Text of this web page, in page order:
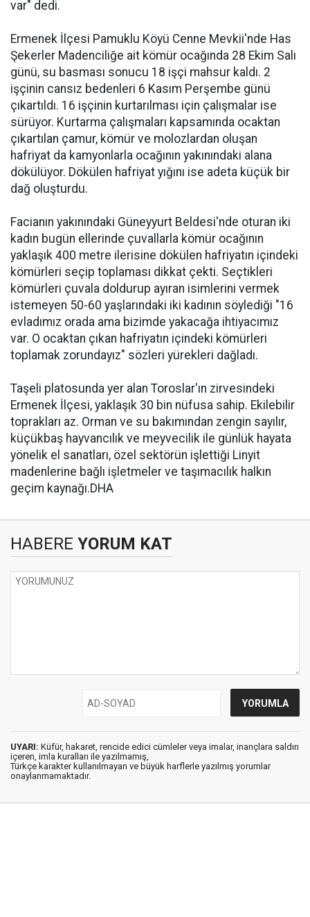
var" dedi.
Ermenek İlçesi Pamuklu Köyü Cenne Mevkii'nde Has
Şekerler Madenciliğe ait kömür ocağında 28 Ekim Salı
günü, su basması sonucu 18 işçi mahsur kaldı. 2
işçinin cansız bedenleri 6 Kasım Perşembe günü
çıkartıldı. 16 işçinin kurtarılması için çalışmalar ise
sürüyor. Kurtarma çalışmaları kapsamında ocaktan
çıkartılan çamur, kömür ve molozlardan oluşan
hafriyat da kamyonlarla ocağının yakınındaki alana
dökülüyor. Dökülen hafriyat yığını ise adeta küçük bir
dağ oluşturdu.
Facianın yakınındaki Güneyyurt Beldesi'nde oturan iki
kadın bugün ellerinde çuvallarla kömür ocağının
yaklaşık 400 metre ilerisine dökülen hafriyatın içindeki
kömürleri seçip toplaması dikkat çekti. Seçtikleri
kömürleri çuvala doldurup ayıran isimlerini vermek
istemeyen 50-60 yaşlarındaki iki kadının söylediği "16
evladımız orada ama bizimde yakacağa ihtiyacımız
var. O ocaktan çıkan hafriyatın içindeki kömürleri
toplamak zorundayız" sözleri yürekleri dağladı.
Taşeli platosunda yer alan Toroslar'ın zirvesindeki
Ermenek İlçesi, yaklaşık 30 bin nüfusa sahip. Ekilebilir
toprakları az. Orman ve su bakımından zengin sayılır,
küçükbaş hayvancılık ve meyvecilik ile günlük hayata
yönelik el sanatları, özel sektörün işlettiği Linyit
madenlerine bağlı işletmeler ve taşımacılık halkın
geçim kaynağı.DHA
HABERE YORUM KAT
UYARI: Küfür, hakaret, rencide edici cümleler veya imalar, inançlara saldırı
içeren, imla kuralları ile yazılmamış,
Türkçe karakter kullanılmayan ve büyük harflerle yazılmış yorumlar
onaylanmamaktadır.